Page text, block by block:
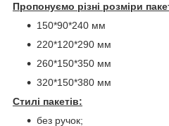
Пропонуємо різні розміри
150*90*240 мм
220*120*290 мм
260*150*350 мм
320*150*380 мм
Стилі пакетів:
без ручок;